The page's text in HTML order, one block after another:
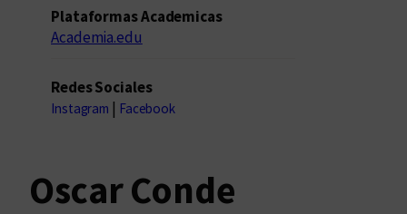
Plataformas Academicas
Academia.edu
Redes Sociales
Instagram | Facebook
Oscar Conde